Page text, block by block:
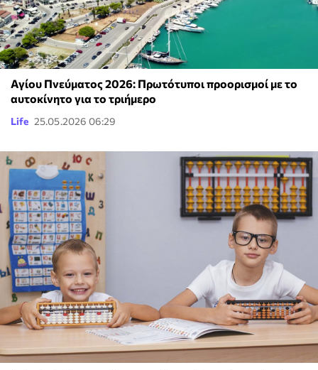
Αγίου Πνεύματος 2026: Πρωτότυποι προορισμοί με το
αυτοκίνητο για το τριήμερο
Life 25.05.2026 06:29